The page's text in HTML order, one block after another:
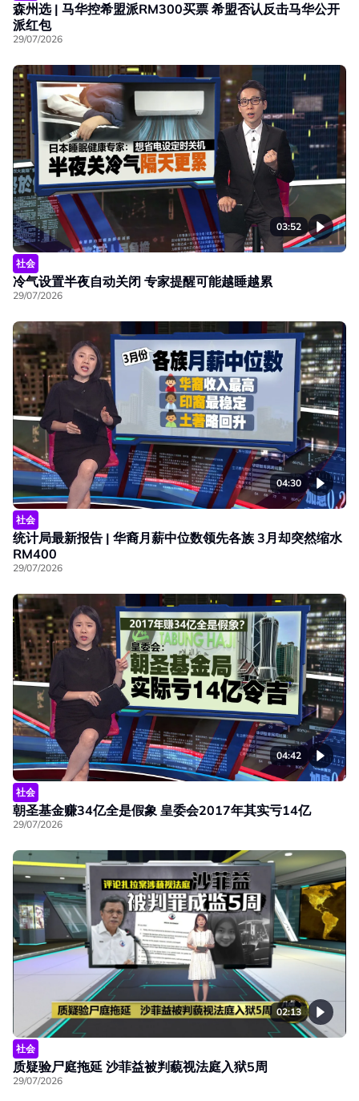
森州选 | 马华控希盟派RM300买票 希盟否认反击马华公开
派红包
29/07/2026
03:52
社会
冷气设置半夜自动关闭 专家提醒可能越睡越累
29/07/2026
04:30
社会
统计局最新报告 | 华裔月薪中位数领先各族 3月却突然缩水
RM400
29/07/2026
04:42
社会
朝圣基金赚34亿全是假象 皇委会2017年其实亏14亿
29/07/2026
02:13
社会
质疑验尸庭拖延 沙菲益被判藐视法庭入狱5周
29/07/2026